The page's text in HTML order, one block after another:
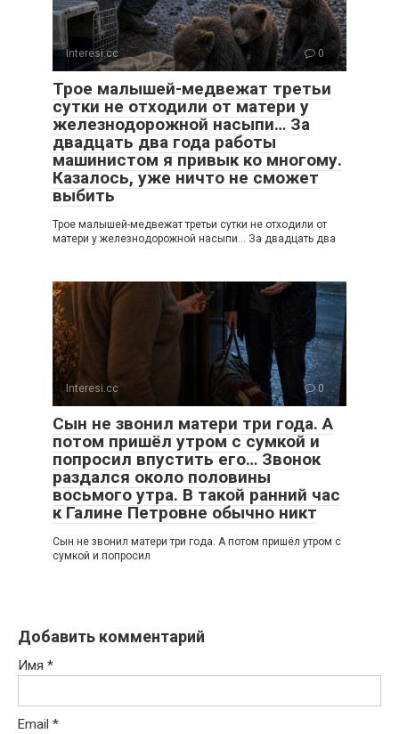
Interesi.cc 0
Трое малышей-медвежат третьи
сутки не отходили от матери у
железнодорожной насыпи… За
двадцать два года работы
машинистом я привык ко многому.
Казалось, уже ничто не сможет
выбить
Трое малышей-медвежат третьи сутки не отходили от
матери у железнодорожной насыпи… За двадцать два
Interesi.cc 0
Сын не звонил матери три года. А
потом пришёл утром с сумкой и
попросил впустить его… Звонок
раздался около половины
восьмого утра. В такой ранний час
к Галине Петровне обычно никт
Сын не звонил матери три года. А потом пришёл утром с
сумкой и попросил
Добавить комментарий
Имя *
Email *